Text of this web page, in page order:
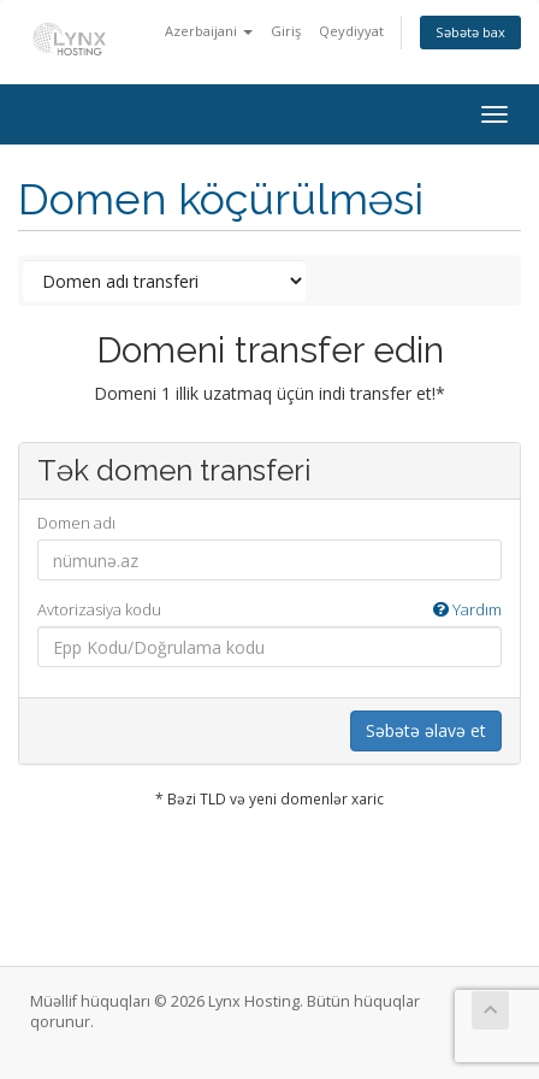
Azerbaijani Giriş Qeydiyyat Səbətə bax
Domen köçürülməsi
Domeni transfer edin
Domeni 1 illik uzatmaq üçün indi transfer et!*
Tək domen transferi
Domen adı
Avtorizasiya kodu Yardım
Səbətə əlavə et
* Bəzi TLD və yeni domenlər xaric
Müəllif hüquqları © 2026 Lynx Hosting. Bütün hüquqlar
qorunur.